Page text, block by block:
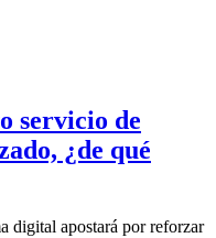
servicio de
¿de qué
digital apostará por reforzar